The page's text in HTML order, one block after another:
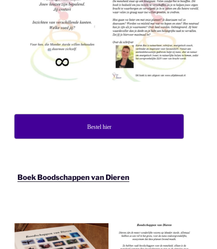
Bestel hier
Boek Boodschappen van Dieren